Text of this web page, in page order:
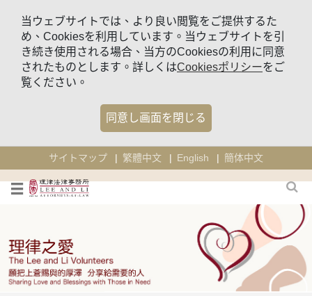
当ウェブサイトでは、より良い閲覧をご提供するた
め、Cookiesを利用しています。当ウェブサイトを引
き続き使用される場合、当方のCookiesの利用に同意
されたものとします。詳しくはCookiesポリシーをご
覧ください。
同意し画面を閉じる
サイトマップ 繁體中文 English 簡体中文